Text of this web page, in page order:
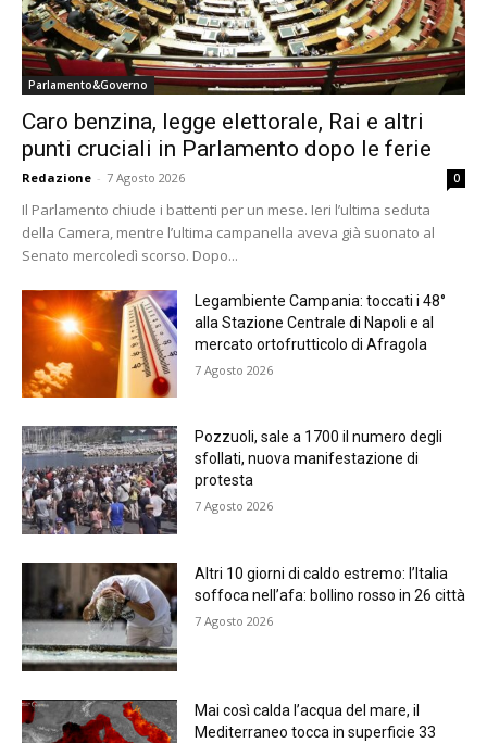
Parlamento&Governo
Caro benzina, legge elettorale, Rai e altri
punti cruciali in Parlamento dopo le ferie
Redazione - 7 Agosto 2026 0
Il Parlamento chiude i battenti per un mese. Ieri l’ultima seduta
della Camera, mentre l’ultima campanella aveva già suonato al
Senato mercoledì scorso. Dopo...
Legambiente Campania: toccati i 48°
alla Stazione Centrale di Napoli e al
mercato ortofrutticolo di Afragola
7 Agosto 2026
Pozzuoli, sale a 1700 il numero degli
sfollati, nuova manifestazione di
protesta
7 Agosto 2026
Altri 10 giorni di caldo estremo: l’Italia
soffoca nell’afa: bollino rosso in 26 città
7 Agosto 2026
Mai così calda l’acqua del mare, il
Mediterraneo tocca in superficie 33